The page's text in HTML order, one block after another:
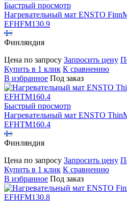
Быстрый просмотр
Нагревательный мат ENSTO
EFHFM130.9
Финляндия
Цена по запросу Запросить цену
Купить в 1 клик К сравнению
В избранное Под заказ
Быстрый просмотр
Нагревательный мат ENSTO
EFHTM160.4
Финляндия
Цена по запросу Запросить цену
Купить в 1 клик К сравнению
В избранное Под заказ